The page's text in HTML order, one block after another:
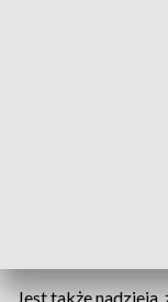
Jest także